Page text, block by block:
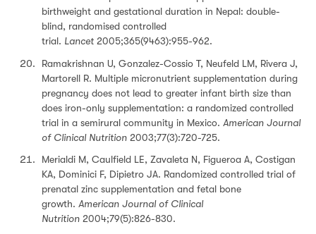
birthweight and gestational duration in Nepal: double-
blind, randomised controlled
trial. Lancet 2005;365(9463):955-962.
Ramakrishnan U, Gonzalez-Cossio T, Neufeld LM, Rivera J,
Martorell R. Multiple micronutrient supplementation during
pregnancy does not lead to greater infant birth size than
does iron-only supplementation: a randomized controlled
trial in a semirural community in Mexico. American Journal
of Clinical Nutrition 2003;77(3):720-725.
Merialdi M, Caulfield LE, Zavaleta N, Figueroa A, Costigan
KA, Dominici F, Dipietro JA. Randomized controlled trial of
prenatal zinc supplementation and fetal bone
growth. American Journal of Clinical
Nutrition 2004;79(5):826-830.